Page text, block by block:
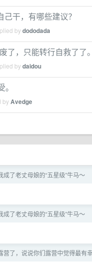
干，有哪些建议？
bydododada
了，只能转行自救了了。
bydaidou
byAvedge
成了老丈母娘的“五星级”牛马～
成了老丈母娘的“五星级”牛马～
营了，说说你们露营中觉得最有